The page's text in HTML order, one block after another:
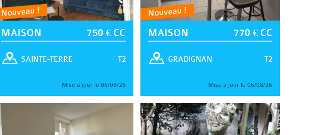
Nouveau !
MAISON 750 € CC
T2
SAINTE-TERRE
Mise à jour le 06/08/26
Nouveau !
MAISON 770 € CC
T2
GRADIGNAN
Mise à jour le 06/08/26